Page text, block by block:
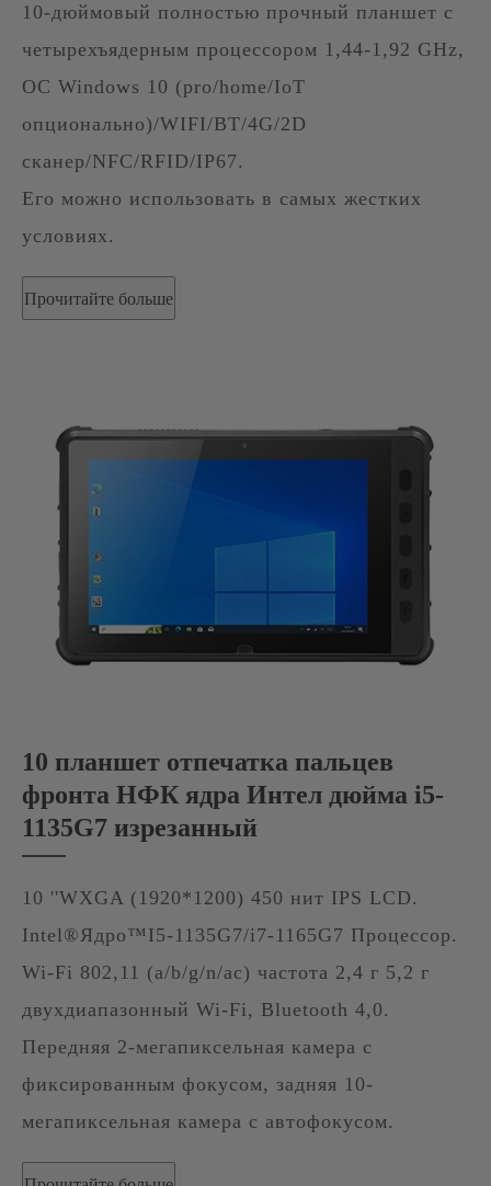
10-дюймовый полностью прочный планшет с
четырехъядерным процессором 1,44-1,92 GHz,
ОС Windows 10 (pro/home/IoT
опционально)/WIFI/BT/4G/2D
сканер/NFC/RFID/IP67.
Его можно использовать в самых жестких
условиях.
Прочитайте больше
10 планшет отпечатка пальцев
фронта НФК ядра Интел дюйма i5-
1135G7 изрезанный
10 ''WXGA (1920*1200) 450 нит IPS LCD.
Intel®Ядро™I5-1135G7/i7-1165G7 Процессор.
Wi-Fi 802,11 (a/b/g/n/ac) частота 2,4 г 5,2 г
двухдиапазонный Wi-Fi, Bluetooth 4,0.
Передняя 2-мегапиксельная камера с
фиксированным фокусом, задняя 10-
мегапиксельная камера с автофокусом.